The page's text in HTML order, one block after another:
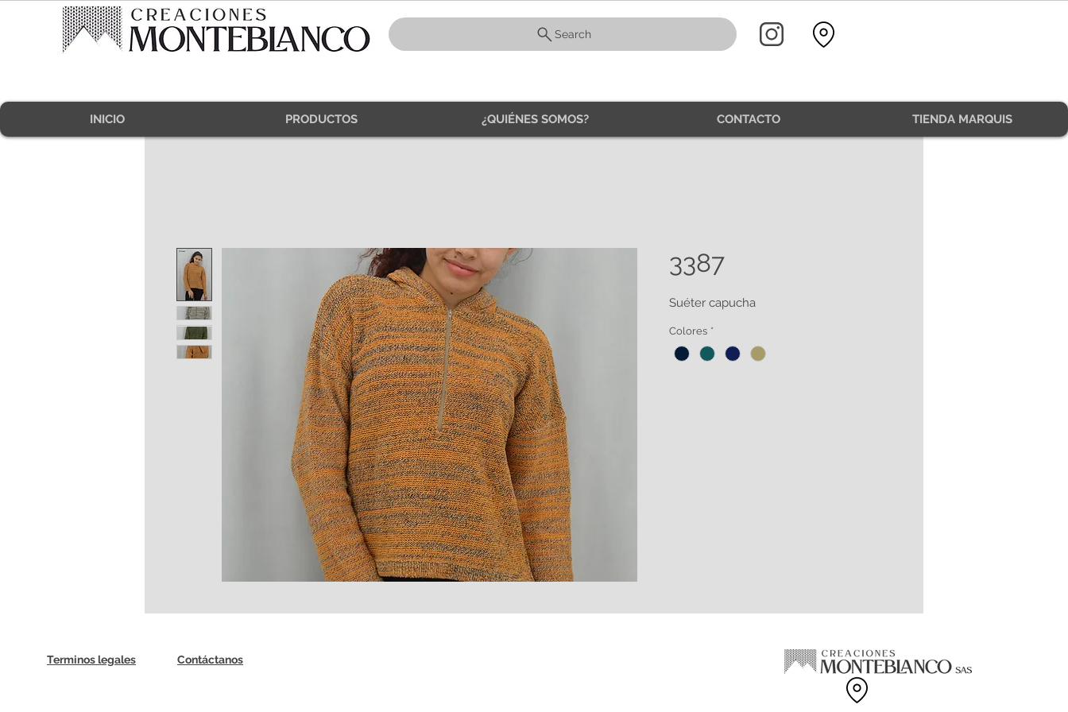
Search
INICIO PRODUCTOS ¿QUIÉNES SOMOS? CONTACTO TIENDA MARQUIS
3387
Suéter capucha
Colores *
Terminos legales Contáctanos